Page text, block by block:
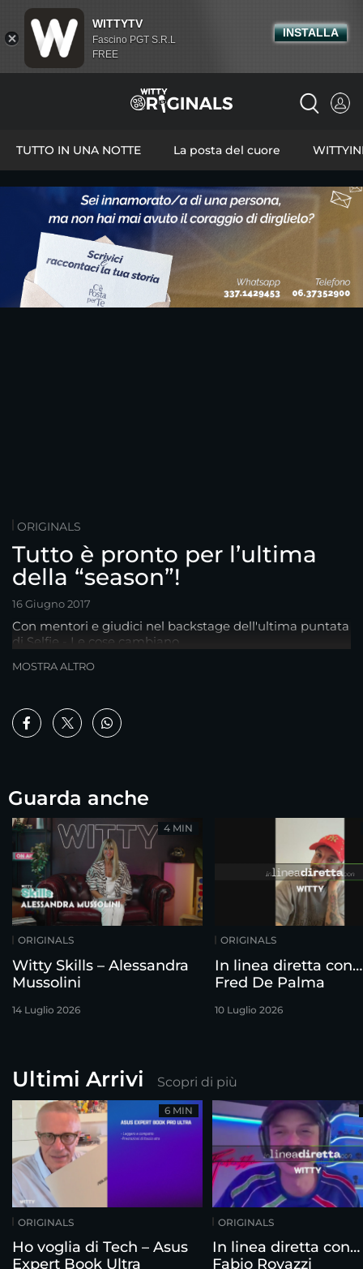
TUTTO IN UNA NOTTE La posta del cuore
ORIGINALS
Tutto è pronto per l’ultima
della “season”!
16 Giugno 2017
Con mentori e giudici nel backstage dell'ultima puntata
di Selfie - Le cose cambiano
MOSTRA ALTRO
Guarda anche
ORIGINALS
Witty Skills – Alessandra
Mussolini
14 Luglio 2026
4 MIN
ORIGINALS
In linea diretta con…
Fred De Palma
10 Luglio 2026
Ultimi Arrivi Scopri di più
ORIGINALS
Ho voglia di Tech – Asus
Expert Book Ultra
6 MIN
ORIGINALS
In linea diretta con…
Fabio Rovazzi
WITTYTV
Fascino PGT S.R.L
FREE
INSTALLA